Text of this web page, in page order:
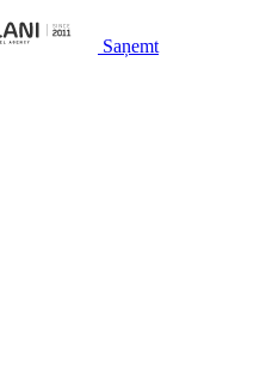
Saņemt